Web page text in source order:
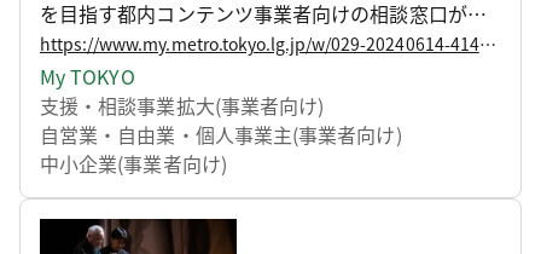
を目指す都内コンテンツ事業者向けの相談窓口がオ
ープンしました！
https://www.my.metro.tokyo.lg.jp/w/029-20240614-41475290
My TOKYO
支援・相談事業拡大(事業者向け)
自営業・自由業・個人事業主(事業者向け)
中小企業(事業者向け)